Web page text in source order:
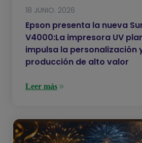
18 JUNIO. 2026
Epson presenta la nueva
V4000:La impresora UV
impulsa la personalización
producción de alto valor
Leer más